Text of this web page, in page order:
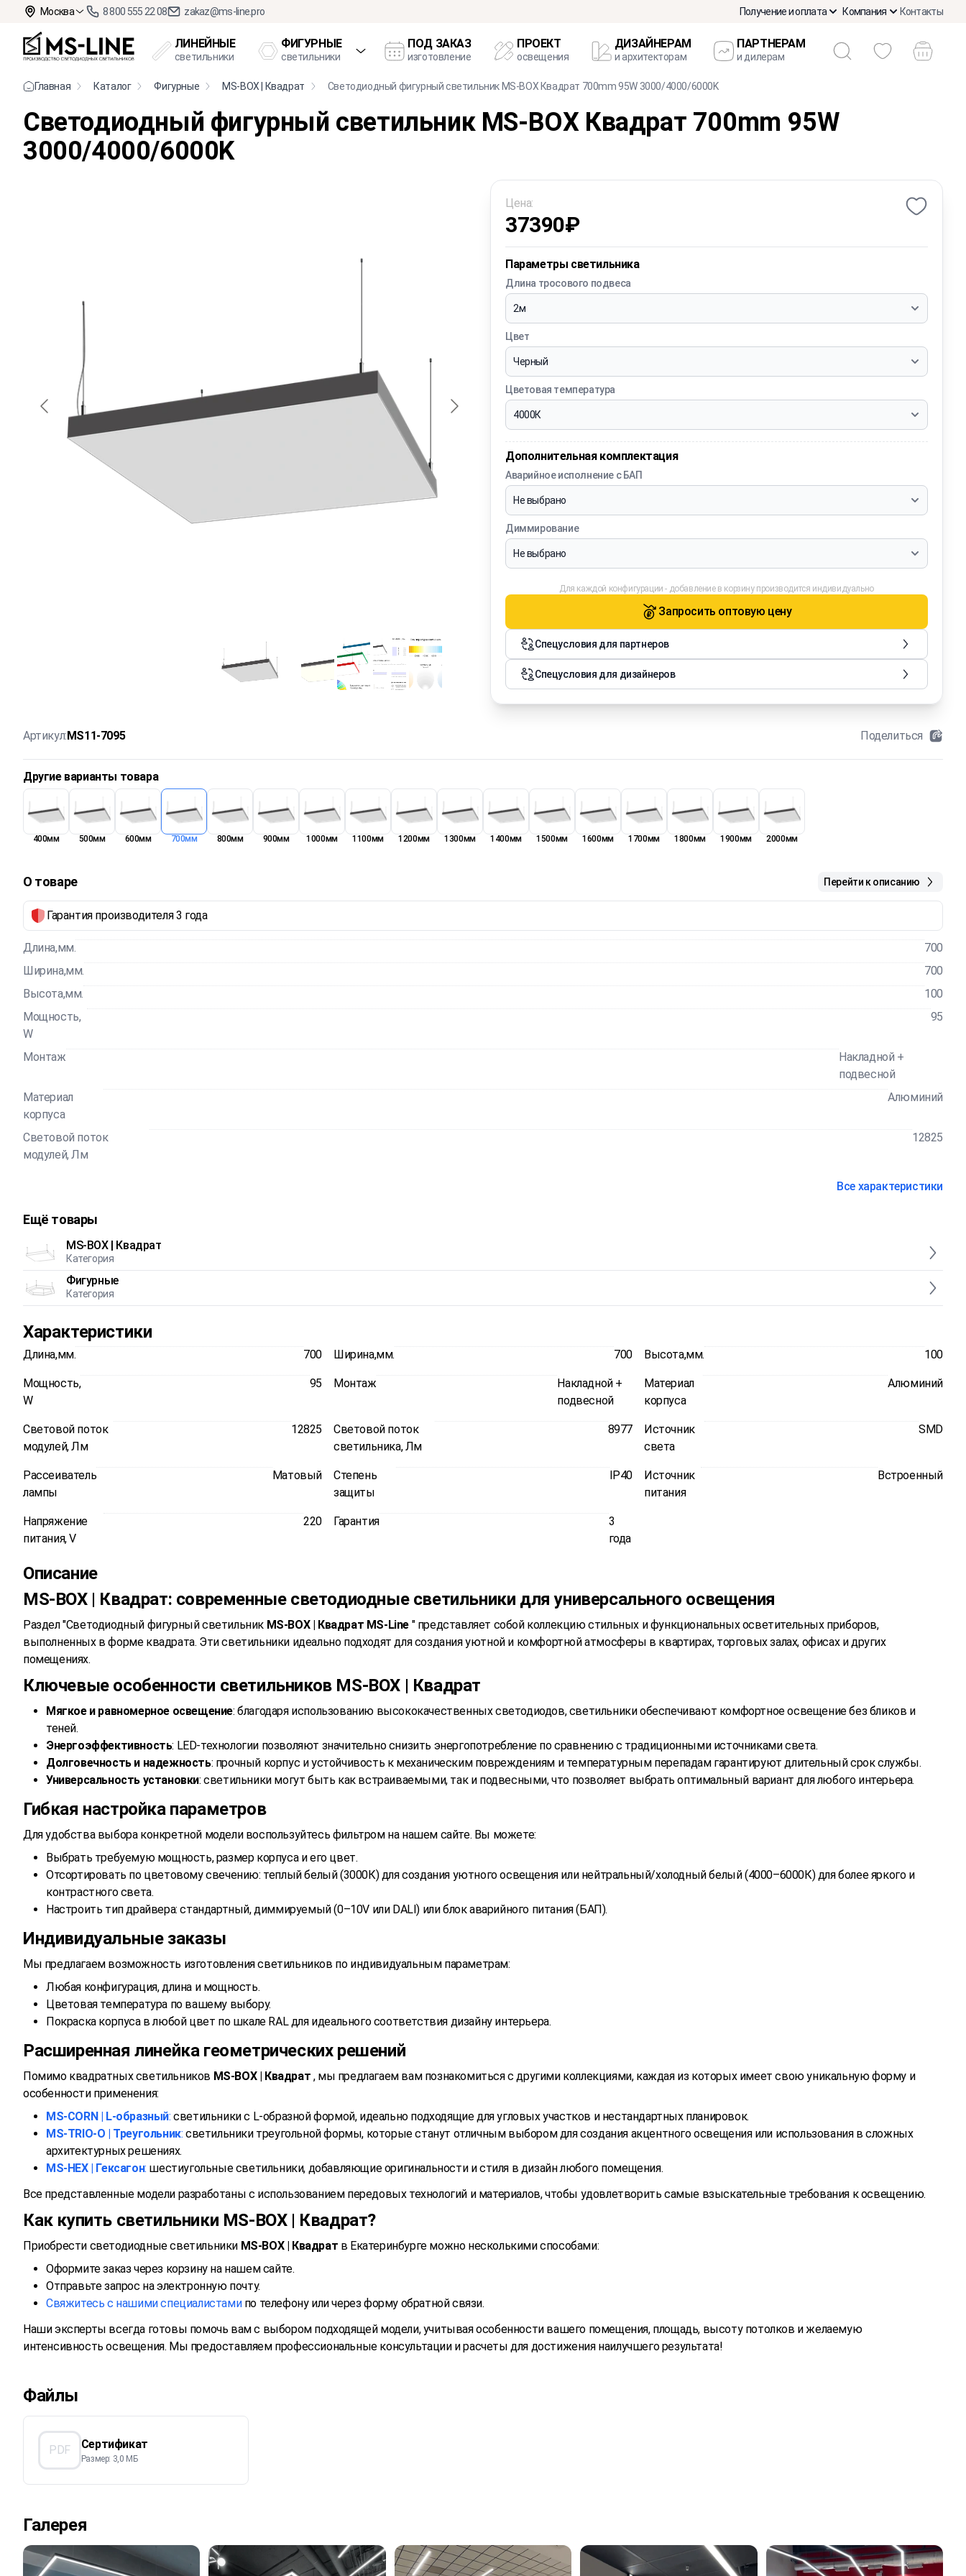
Москва 8 800 555 22 08 zakaz@ms-line.pro Получение и оплата Компания Контакты
ЛИНЕЙНЫЕ
светильники
ФИГУРНЫЕ
светильники
ПОД ЗАКАЗ
изготовление
ПРОЕКТ
освещения
ДИЗАЙНЕРАМ
и архитекторам
ПАРТНЕРАМ
и дилерам
Главная Каталог Фигурные MS-BOX | Квадрат Cветодиодный фигурный светильник MS-BOX Квадрат 700mm 95W 3000/4000/6000K
Cветодиодный фигурный светильник MS-BOX Квадрат 700mm 95W
3000/4000/6000K
Артикул:MS11-7095 Поделиться
Другие варианты товара
400мм 500мм 600мм 700мм 800мм 900мм 1000мм 1100мм 1200мм 1300мм 1400мм 1500мм 1600мм 1700мм 1800мм 1900мм 2000мм
О товаре Перейти к описанию
Гарантия производителя 3 года
Длина,мм.
700
Ширина,мм.
700
Высота,мм.
100
Мощность,
W
95
Монтаж
Накладной +
подвесной
Материал
корпуса
Алюминий
Световой поток
модулей, Лм
12825
Все характеристики
Ещё товары
MS-BOX | Квадрат
Категория
Фигурные
Категория
Цена:
37390₽
Параметры светильника
Длина тросового подвеса
Цвет
Цветовая температура
Дополнительная комплектация
Аварийное исполнение с БАП
Диммирование
Для каждой конфигурации - добавление в корзину производится индивидуально
Запросить оптовую цену
Спецусловия для партнеров
Спецусловия для дизайнеров
Характеристики
Длина,мм. 700 Ширина,мм. 700 Высота,мм. 100
Мощность,
W
95 Монтаж
Накладной +
подвесной
Материал
корпуса
Алюминий
Световой поток
модулей, Лм
12825
Световой поток
светильника, Лм
8977
Источник
света
SMD
Рассеиватель
лампы
Матовый
Степень
защиты
IP40
Источник
питания
Встроенный
Напряжение
питания, V
220 Гарантия
3
года
Описание
MS-BOX | Квадрат: современные светодиодные светильники для универсального освещения
Раздел "Светодиодный фигурный светильник MS-BOX | Квадрат MS-Line " представляет собой коллекцию стильных и функциональных осветительных приборов,
выполненных в форме квадрата. Эти светильники идеально подходят для создания уютной и комфортной атмосферы в квартирах, торговых залах, офисах и других
помещениях.
Ключевые особенности светильников MS-BOX | Квадрат
Мягкое и равномерное освещение: благодаря использованию высококачественных светодиодов, светильники обеспечивают комфортное освещение без бликов и
теней.
Энергоэффективность: LED-технологии позволяют значительно снизить энергопотребление по сравнению с традиционными источниками света.
Долговечность и надежность: прочный корпус и устойчивость к механическим повреждениям и температурным перепадам гарантируют длительный срок службы.
Универсальность установки: светильники могут быть как встраиваемыми, так и подвесными, что позволяет выбрать оптимальный вариант для любого интерьера.
Гибкая настройка параметров
Для удобства выбора конкретной модели воспользуйтесь фильтром на нашем сайте. Вы можете:
Выбрать требуемую мощность, размер корпуса и его цвет.
Отсортировать по цветовому свечению: теплый белый (3000К) для создания уютного освещения или нейтральный/холодный белый (4000–6000К) для более яркого и
контрастного света.
Настроить тип драйвера: стандартный, диммируемый (0–10V или DALI) или блок аварийного питания (БАП).
Индивидуальные заказы
Мы предлагаем возможность изготовления светильников по индивидуальным параметрам:
Любая конфигурация, длина и мощность.
Цветовая температура по вашему выбору.
Покраска корпуса в любой цвет по шкале RAL для идеального соответствия дизайну интерьера.
Расширенная линейка геометрических решений
Помимо квадратных светильников MS-BOX | Квадрат , мы предлагаем вам познакомиться с другими коллекциями, каждая из которых имеет свою уникальную форму и
особенности применения:
MS-CORN | L-образный: светильники с L-образной формой, идеально подходящие для угловых участков и нестандартных планировок.
MS-TRIO-O | Треугольник:светильники треугольной формы, которые станут отличным выбором для создания акцентного освещения или использования в сложных
архитектурных решениях.
MS-HEX | Гексагон: шестиугольные светильники, добавляющие оригинальности и стиля в дизайн любого помещения.
Все представленные модели разработаны с использованием передовых технологий и материалов, чтобы удовлетворить самые взыскательные требования к освещению.
Как купить светильники MS-BOX | Квадрат?
Приобрести светодиодные светильники MS-BOX | Квадрат в Екатеринбурге можно несколькими способами:
Оформите заказ через корзину на нашем сайте.
Отправьте запрос на электронную почту.
Свяжитесь с нашими специалистамипо телефону или через форму обратной связи.
Наши эксперты всегда готовы помочь вам с выбором подходящей модели, учитывая особенности вашего помещения, площадь, высоту потолков и желаемую
интенсивность освещения. Мы предоставляем профессиональные консультации и расчеты для достижения наилучшего результата!
Файлы
PDF Сертификат
Размер: 3,0 МБ
Галерея